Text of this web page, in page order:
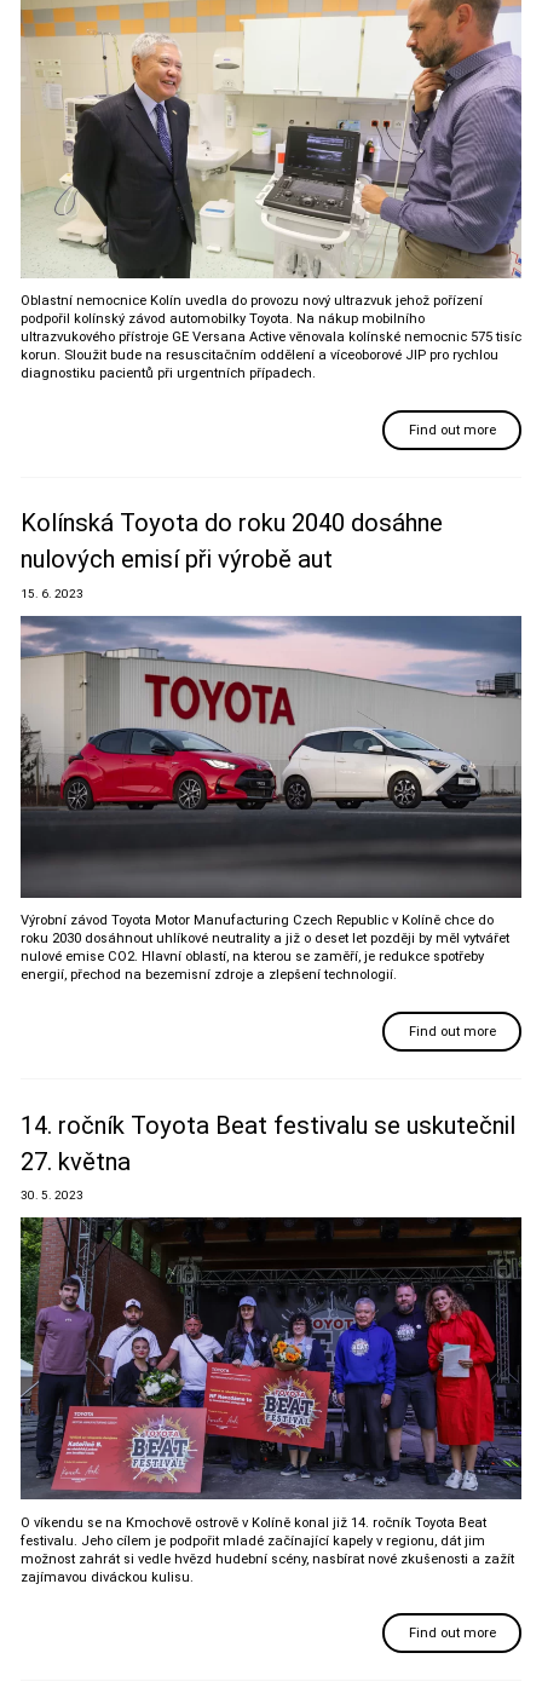
Oblastní nemocnice Kolín uvedla do provozu nový ultrazvuk jehož pořízení
podpořil kolínský závod automobilky Toyota. Na nákup mobilního
ultrazvukového přístroje GE Versana Active věnovala kolínské nemocnic 575 tisíc
korun. Sloužit bude na resuscitačním oddělení a víceoborové JIP pro rychlou
diagnostiku pacientů při urgentních případech.
Find out more
Kolínská Toyota do roku 2040 dosáhne
nulových emisí při výrobě aut
15. 6. 2023
Výrobní závod Toyota Motor Manufacturing Czech Republic v Kolíně chce do
roku 2030 dosáhnout uhlíkové neutrality a již o deset let později by měl vytvářet
nulové emise CO2. Hlavní oblastí, na kterou se zaměří, je redukce spotřeby
energií, přechod na bezemisní zdroje a zlepšení technologií.
Find out more
14. ročník Toyota Beat festivalu se uskutečnil
27. května
30. 5. 2023
O víkendu se na Kmochově ostrově v Kolíně konal již 14. ročník Toyota Beat
festivalu. Jeho cílem je podpořit mladé začínající kapely v regionu, dát jim
možnost zahrát si vedle hvězd hudební scény, nasbírat nové zkušenosti a zažít
zajímavou diváckou kulisu.
Find out more